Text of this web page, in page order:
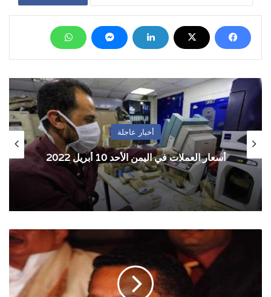
أخبار عاجلة
أسعار العملات في اليمن الأحد 10 أبريل 2022